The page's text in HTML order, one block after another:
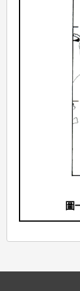
圖